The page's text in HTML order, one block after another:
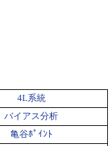
4L系統
バイアス分析
亀谷ﾎﾟｲﾝﾄ